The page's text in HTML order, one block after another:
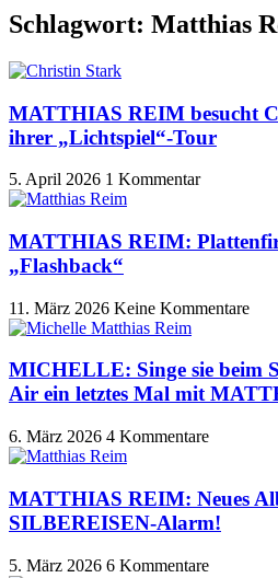
Schlagwort: Matthias
MATTHIAS REIM besucht
ihrer „Lichtspiel“-Tour
5. April 2026 1 Kommentar
MATTHIAS REIM:
„Flashback“
11. März 2026 Keine Kommentare
MICHELLE: Singe sie beim
Air ein letztes Mal mit
6. März 2026 4 Kommentare
MATTHIAS REIM: Neues
SILBEREISEN-Alarm!
5. März 2026 6 Kommentare